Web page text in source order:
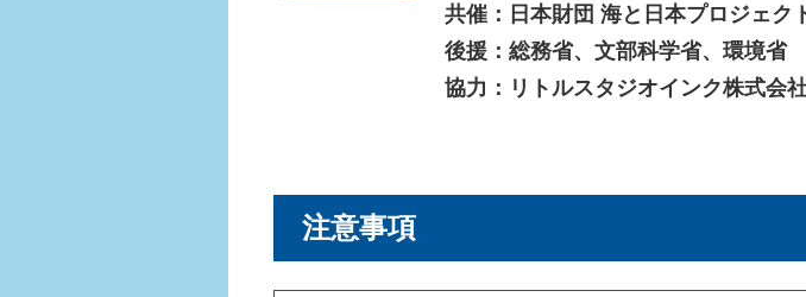
共催：日本財団 海と日本プロジェク
後援：総務省、文部科学省、環境省
協力：リトルスタジオインク株式会
注意事項